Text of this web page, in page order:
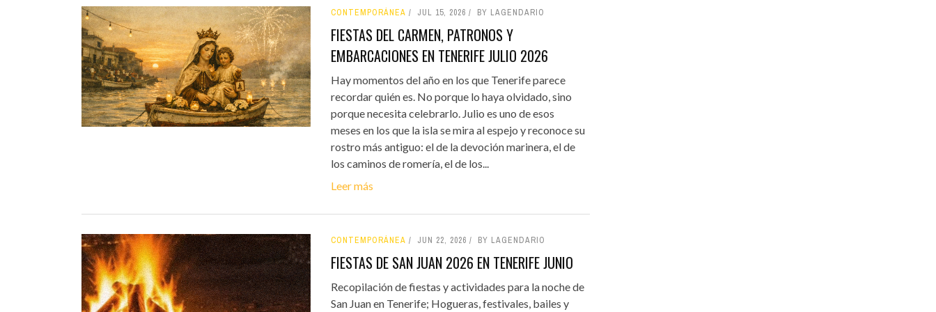
CONTEMPORÁNEA JUL 15, 2026 BY LAGENDARIO
FIESTAS DEL CARMEN, PATRONOS Y
EMBARCACIONES EN TENERIFE JULIO 2026
Hay momentos del año en los que Tenerife parece
recordar quién es. No porque lo haya olvidado, sino
porque necesita celebrarlo. Julio es uno de esos
meses en los que la isla se mira al espejo y reconoce su
rostro más antiguo: el de la devoción marinera, el de
los caminos de romería, el de los...
Leer más
CONTEMPORÁNEA JUN 22, 2026 BY LAGENDARIO
FIESTAS DE SAN JUAN 2026 EN TENERIFE JUNIO
Recopilación de fiestas y actividades para la noche de
San Juan en Tenerife; Hogueras, festivales, bailes y